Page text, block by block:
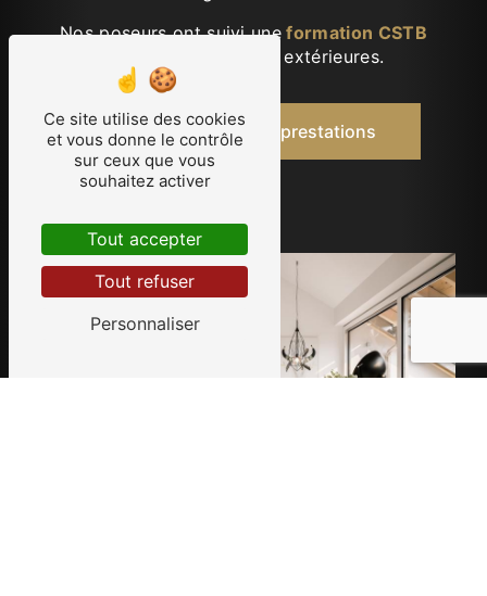
​Nos poseurs ont suivi une formation CSTB
pour les menuiseries extérieures.
Découvrir nos prestations
Ce site utilise des cookies
et vous donne le contrôle
sur ceux que vous
souhaitez activer
Tout accepter
Tout refuser
Personnaliser